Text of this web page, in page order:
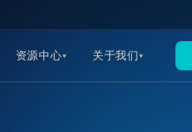
资源中心 关于我们